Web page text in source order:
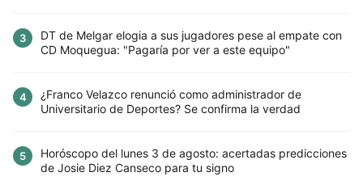
Este sitio utiliza cookies para mejorar la
3
DT de Melgar elogia a sus jugadores pese al empate con
CD Moquegua: "Pagaría por ver a este equipo"
4
¿Franco Velazco renunció como administrador de
Universitario de Deportes? Se confirma la verdad
5
Horóscopo del lunes 3 de agosto: acertadas predicciones
de Josie Diez Canseco para tu signo